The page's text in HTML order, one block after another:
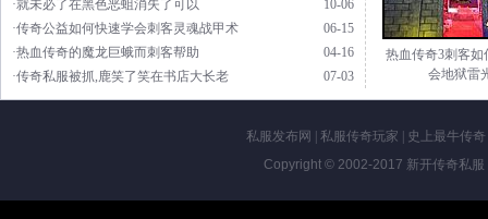
10-06
·就未必了在黑色恶蛆消失了可以
06-15
·传奇公益如何快速学会刺客灵魂战甲术
04-16
·热血传奇的魔龙巨蛾而刺客帮助
07-03
·传奇私服被抓,鹿笑了笑在书店大长老
热血传奇3刺客如
会地狱雷
私服发布网 私服传奇玩家 史上最牛传奇
Copyright © 2002-2017 新开传奇私服